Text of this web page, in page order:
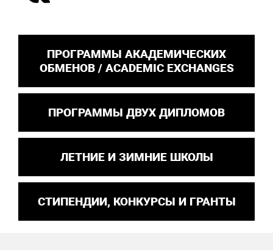
ПРОГРАММЫ АКАДЕМИЧЕСКИХ
ОБМЕНОВ / ACADEMIC EXCHANGES
ПРОГРАММЫ ДВУХ ДИПЛОМОВ
ЛЕТНИЕ И ЗИМНИЕ ШКОЛЫ
СТИПЕНДИИ, КОНКУРСЫ И ГРАНТЫ